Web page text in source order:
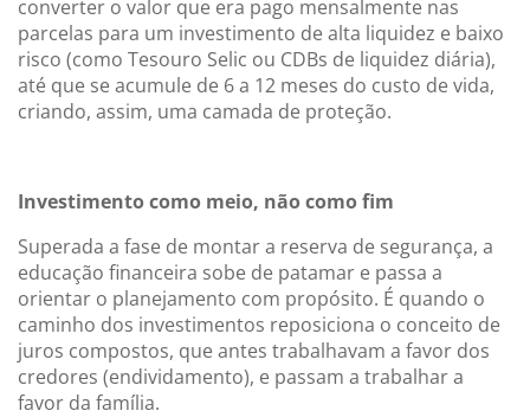
converter o valor que era pago mensalmente nas
parcelas para um investimento de alta liquidez e baixo
risco (como Tesouro Selic ou CDBs de liquidez diária),
até que se acumule de 6 a 12 meses do custo de vida,
criando, assim, uma camada de proteção.
Investimento como meio, não como fim
Superada a fase de montar a reserva de segurança, a
educação financeira sobe de patamar e passa a
orientar o planejamento com propósito. É quando o
caminho dos investimentos reposiciona o conceito de
juros compostos, que antes trabalhavam a favor dos
credores (endividamento), e passam a trabalhar a
favor da família.